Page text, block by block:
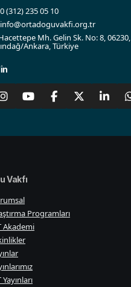
0 (312) 235 05 10
info@ortadoguvakfi.org.tr
Mh. Gelin Sk. No: 8, 06230,
Ankara, Türkiye
Vakfı
Programları
Akademi
Yayınları